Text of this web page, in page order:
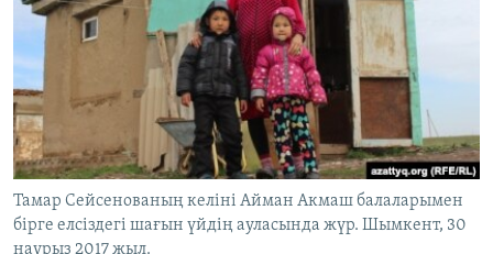
ЖАЗЫЛЫҢЫЗ
Басқа тілдерде
Тамар Сейсенованың келіні Айман Акмаш балаларымен
бірге елсіздегі шағын үйдің ауласында жүр. Шымкент, 30
наурыз 2017 жыл.